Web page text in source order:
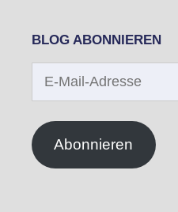
BLOG ABONNIEREN
Mail-
Abonnieren